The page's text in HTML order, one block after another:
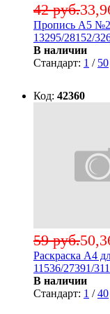
42 руб.
Пропись А5 №2
13295/28152/
В наличии
Стандарт: 1 / 50
Код: 42360
59 руб.
Раскраска А4
11536/27391/
В наличии
Стандарт: 1 /40